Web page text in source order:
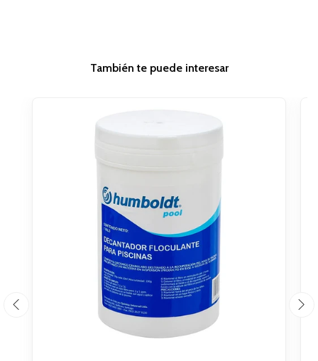
También te puede interesar